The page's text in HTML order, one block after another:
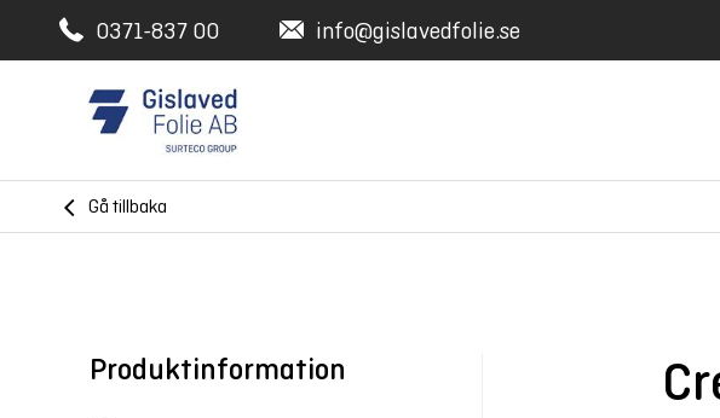
0371-837 00 info@gislavedfolie.se
Gå tillbaka
Produktinformation